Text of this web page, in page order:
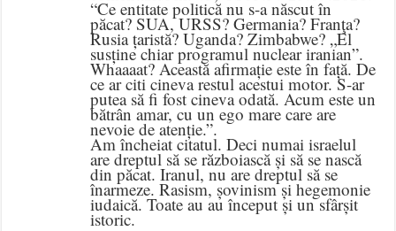
“Ce entitate politică nu s-a născut în
păcat? SUA, URSS? Germania? Franţa?
Rusia țaristă? Uganda? Zimbabwe? „El
susține chiar programul nuclear iranian”.
Whaaaat? Această afirmație este în față. De
ce ar citi cineva restul acestui motor. S-ar
putea să fi fost cineva odată. Acum este un
bătrân amar, cu un ego mare care are
nevoie de atenție.”.
Am încheiat citatul. Deci numai israelul
are dreptul să se războiască și să se nască
din păcat. Iranul, nu are dreptul să se
înarmeze. Rasism, șovinism și hegemonie
iudaică. Toate au au început și un sfârșit
istoric.